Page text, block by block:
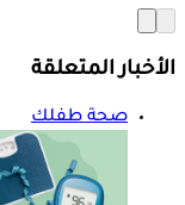
الأخبار المتعلقة
صحة طفلك